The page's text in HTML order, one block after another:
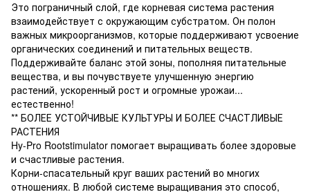
Это пограничный слой, где корневая система растения
взаимодействует с окружающим субстратом. Он полон
важных микроорганизмов, которые поддерживают усвоение
органических соединений и питательных веществ.
Поддерживайте баланс этой зоны, пополняя питательные
вещества, и вы почувствуете улучшенную энергию
растений, ускоренный рост и огромные урожаи...
естественно!
** БОЛЕЕ УСТОЙЧИВЫЕ КУЛЬТУРЫ И БОЛЕЕ СЧАСТЛИВЫЕ
РАСТЕНИЯ
Hy-Pro Rootstimulator помогает выращивать более здоровые
и счастливые растения.
Корни-спасательный круг ваших растений во многих
отношениях. В любой системе выращивания это способ,